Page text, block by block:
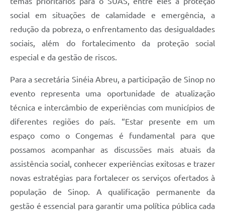
social em situações de calamidade e emergência, a
redução da pobreza, o enfrentamento das desigualdades
sociais, além do fortalecimento da proteção social
especial e da gestão de riscos.
Para a secretária Sinéia Abreu, a participação de Sinop no
evento representa uma oportunidade de atualização
técnica e intercâmbio de experiências com municípios de
diferentes regiões do país. “Estar presente em um
espaço como o Congemas é fundamental para que
possamos acompanhar as discussões mais atuais da
assistência social, conhecer experiências exitosas e trazer
novas estratégias para fortalecer os serviços ofertados à
população de Sinop. A qualificação permanente da
gestão é essencial para garantir uma política pública cada